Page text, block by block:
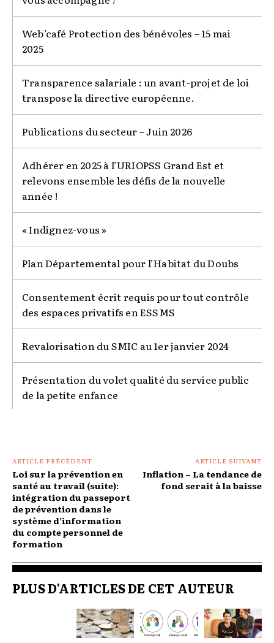
Web’café Protection des bénévoles – 15 mai
2025
Transparence salariale : un avant-projet de loi
transpose la directive européenne.
Publications du secteur – Juin 2026
Adhérer en 2025 à l’URIOPSS Grand Est et
relevons ensemble les défis de la nouvelle
année !
« Indignez-vous »
Plan Départemental pour l’Habitat du Doubs
Consentement écrit requis pour tout contrôle
des espaces privatifs en ESSMS
Revalorisation du SMIC au 1er janvier 2024
Présentation du volet qualité du service public
de la petite enfance
ARTICLE PRÉCÉDENT
Loi sur la prévention en
santé au travail (suite):
intégration du passeport
de prévention dans le
système d’information
du compte personnel de
formation
ARTICLE SUIVANT
Inflation – La tendance de
fond serait à la baisse
PLUS D'ARTICLES DE CET AUTEUR